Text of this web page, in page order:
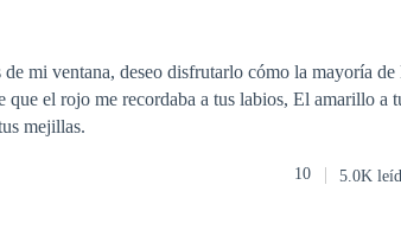
mi ventana, deseo disfrutarlo cómo la mayoría de
mejillas.
10 5.0K